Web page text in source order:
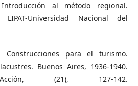
al método regional.
Universidad Nacional del
Construcciones para el turismo.
Buenos Aires, 1936-1940.
(21), 127-142.